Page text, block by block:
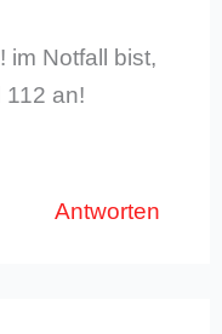
im Notfall bist,
112 an!
Antworten